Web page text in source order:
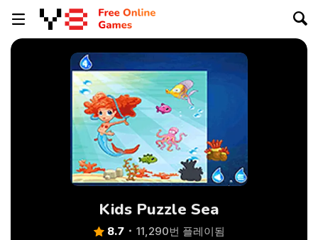
Kids Puzzle Sea
8.7 11,290번 플레이됨